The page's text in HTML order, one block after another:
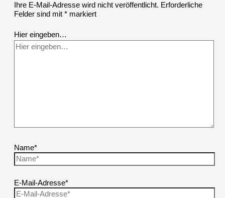
Ihre E-Mail-Adresse wird nicht veröffentlicht. Erforderliche
Felder sind mit * markiert
Hier eingeben…
Name*
E-Mail-Adresse*